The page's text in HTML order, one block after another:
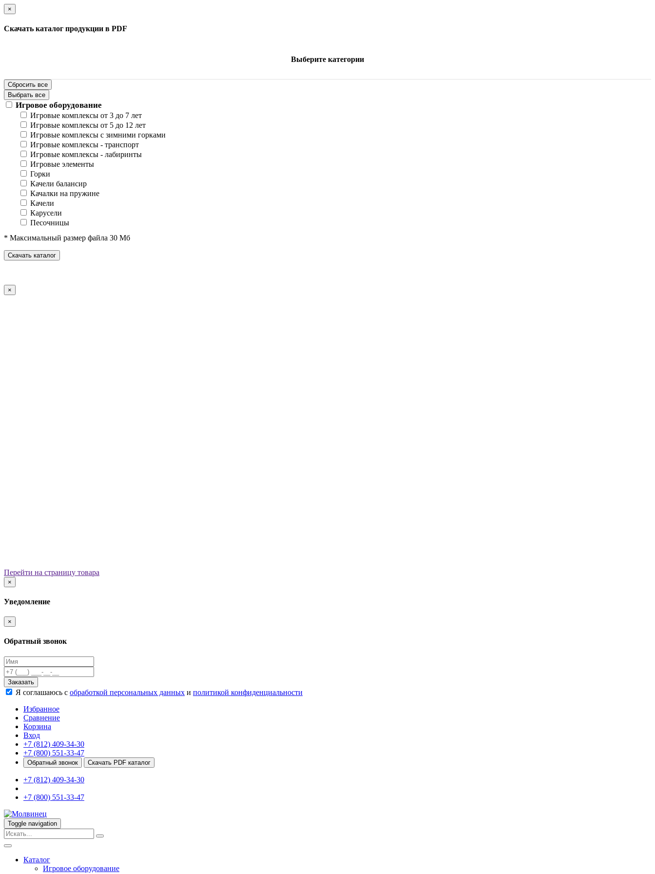
×
Скачать каталог продукции в PDF
Выберите категории
Сбросить все
Выбрать все
Игровое оборудование
Игровые комплексы от 3 до 7 лет
Игровые комплексы от 5 до 12 лет
Игровые комплексы с зимними горками
Игровые комплексы - транспорт
Игровые комплексы - лабиринты
Игровые элементы
Горки
Качели балансир
Качалки на пружине
Качели
Карусели
Песочницы
Домики-беседки
Детские столики и скамьи
Теневые навесы и сцены
Игровые элементы
Качалки на пружине
Домики-беседки
Развивающие игровые элементы
ПДД для детей
Безопасные покрытия
Спортивные элементы
Входные арки
Информационные стойки
Ограждения
Для детей с ограниченными возможностями
Школам
Спортивные комплексы от 5 до 12 лет
Воркаут
Теннисные столы
Спортивные ворота
Спортивные стойки
Информационные стойки
Ограждения
* Максимальный размер файла 30 Мб
Скачать каталог
×
Перейти на страницу товара
×
Уведомление
×
Обратный звонок
Заказать
Я соглашаюсь с обработкой персональных данных и политикой конфиденциальности
Избранное
Сравнение
Корзина
Вход
+7 (812) 409-34-30
+7 (800) 551-33-47
Обратный звонок Скачать PDF каталог
+7 (812) 409-34-30
+7 (800) 551-33-47
Toggle navigation
Каталог
Игровое оборудование